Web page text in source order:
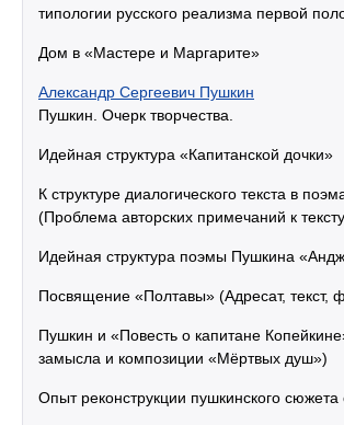
типологии русского реализма первой
Дом в «Мастере и Маргарите»
Александр Сергеевич Пушкин
Пушкин. Очерк творчества.
Идейная структура «Капитанской дочки»
К структуре диалогического текста в
(Проблема авторских примечаний к
Идейная структура поэмы Пушкина
Посвящение «Полтавы» (Адресат, текст,
Пушкин и «Повесть о капитане
замысла и композиции «Мёртвых душ»)
Опыт реконструкции пушкинского сюжета